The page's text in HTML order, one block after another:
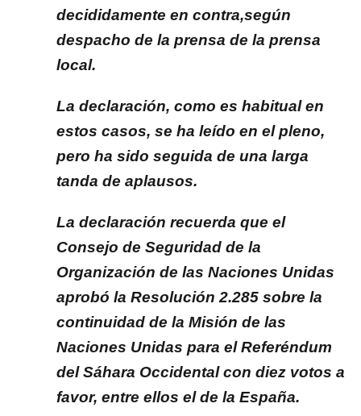
decididamente en contra,según
despacho de la prensa de la prensa
local.
La declaración, como es habitual en
estos casos, se ha leído en el pleno,
pero ha sido seguida de una larga
tanda de aplausos.
La declaración recuerda que el
Consejo de Seguridad de la
Organización de las Naciones Unidas
aprobó la Resolución 2.285 sobre la
continuidad de la Misión de las
Naciones Unidas para el Referéndum
del Sáhara Occidental con diez votos a
favor, entre ellos el de la España.